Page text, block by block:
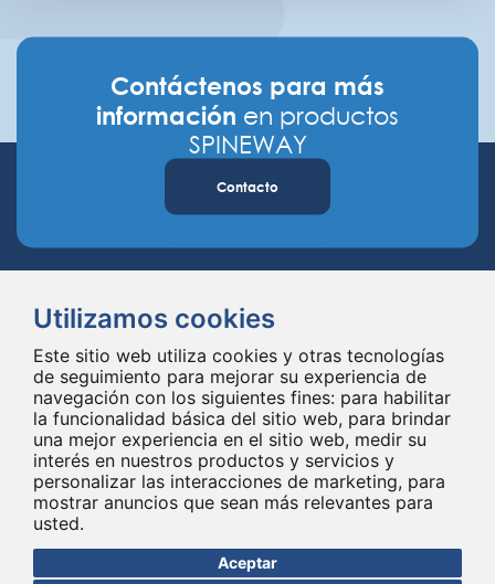
Utilizamos cookies
Este sitio web utiliza cookies y otras tecnologías
de seguimiento para mejorar su experiencia de
navegación con los siguientes fines: para habilitar
la funcionalidad básica del sitio web, para brindar
una mejor experiencia en el sitio web, medir su
interés en nuestros productos y servicios y
personalizar las interacciones de marketing, para
mostrar anuncios que sean más relevantes para
usted.
Aceptar
Contáctenos para más
información en productos
SPINEWAY
Contacto
Spineway diseña y suministra innovadores implantes e instrumentales
para la columna vertebral, mejorando la cirugía de la columna vertebral
en todo el mundo desde hace 20 años.